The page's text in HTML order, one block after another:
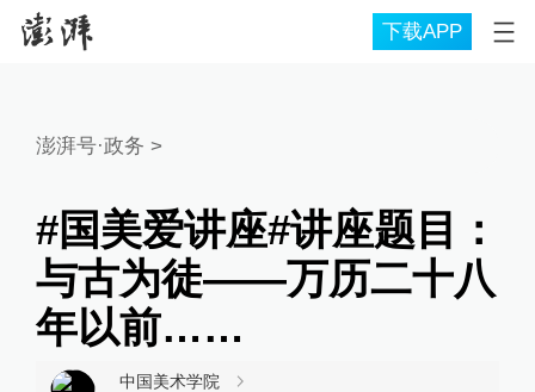
下载APP
澎湃号·政务 >
#国美爱讲座#讲座题目：
与古为徒——万历二十八
年以前……
中国美术学院